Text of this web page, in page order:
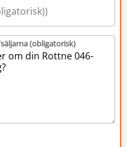
(obligatorisk)